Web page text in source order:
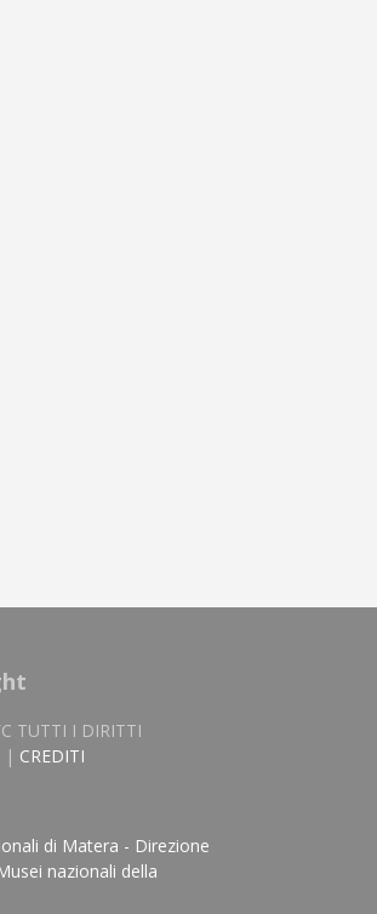
C TUTTI I DIRITTI
| CREDITI
di Matera - Direzione
nazionali della